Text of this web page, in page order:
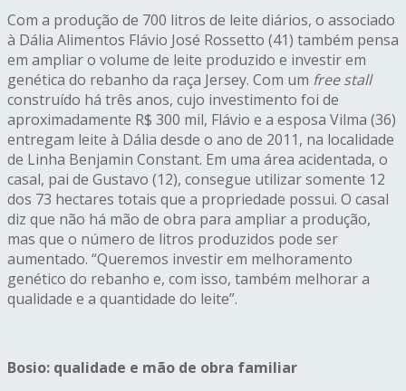
Com a produção de 700 litros de leite diários, o associado
à Dália Alimentos Flávio José Rossetto (41) também pensa
em ampliar o volume de leite produzido e investir em
genética do rebanho da raça Jersey. Com um free stall
construído há três anos, cujo investimento foi de
aproximadamente R$ 300 mil, Flávio e a esposa Vilma (36)
entregam leite à Dália desde o ano de 2011, na localidade
de Linha Benjamin Constant. Em uma área acidentada, o
casal, pai de Gustavo (12), consegue utilizar somente 12
dos 73 hectares totais que a propriedade possui. O casal
diz que não há mão de obra para ampliar a produção,
mas que o número de litros produzidos pode ser
aumentado. “Queremos investir em melhoramento
genético do rebanho e, com isso, também melhorar a
qualidade e a quantidade do leite”.
Bosio: qualidade e mão de obra familiar